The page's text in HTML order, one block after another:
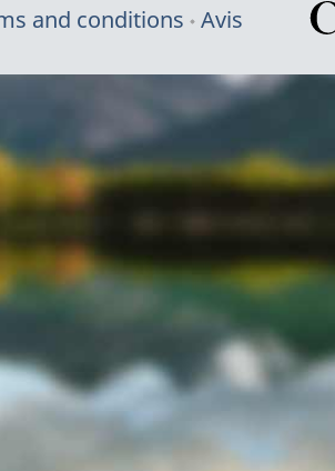
and conditions Avis